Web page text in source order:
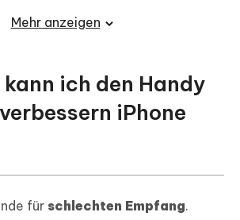
einige mögliche
mit Beste Fixtool
Empfang verbessern
Mehr anzeigen
kann ich den Handy
iPhone
für schlechten Empfang.